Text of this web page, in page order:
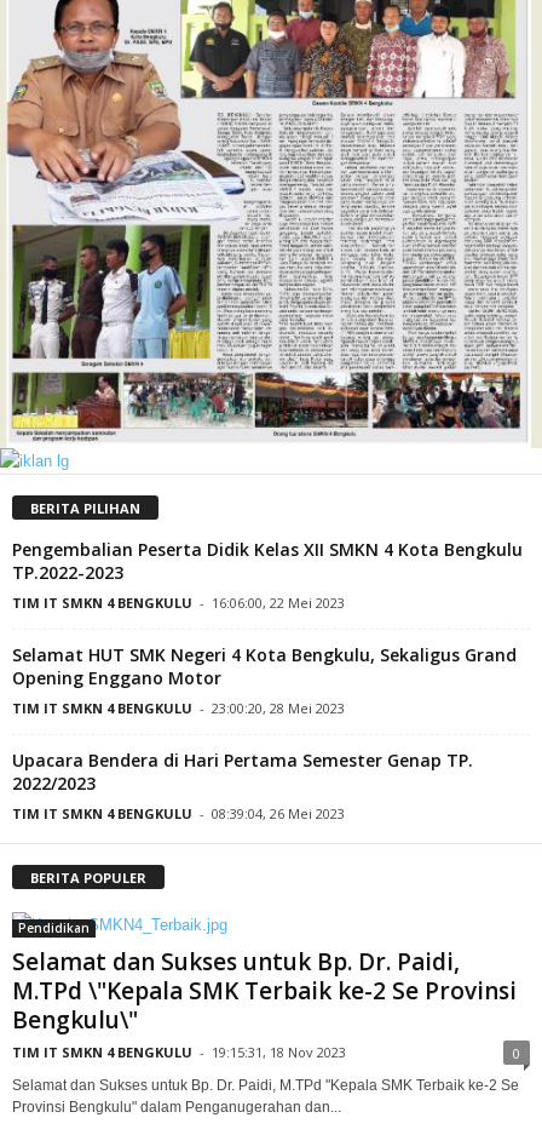
BERITA PILIHAN
Pengembalian Peserta Didik Kelas XII SMKN 4 Kota Bengkulu
TP.2022-2023
TIM IT SMKN 4 BENGKULU - 16:06:00, 22 Mei 2023
Selamat HUT SMK Negeri 4 Kota Bengkulu, Sekaligus Grand
Opening Enggano Motor
TIM IT SMKN 4 BENGKULU - 23:00:20, 28 Mei 2023
Upacara Bendera di Hari Pertama Semester Genap TP.
2022/2023
TIM IT SMKN 4 BENGKULU - 08:39:04, 26 Mei 2023
BERITA POPULER
Pendidikan
Selamat dan Sukses untuk Bp. Dr. Paidi,
M.TPd \"Kepala SMK Terbaik ke-2 Se Provinsi
Bengkulu\"
TIM IT SMKN 4 BENGKULU - 19:15:31, 18 Nov 2023 0
Selamat dan Sukses untuk Bp. Dr. Paidi, M.TPd "Kepala SMK Terbaik ke-2 Se
Provinsi Bengkulu" dalam Penganugerahan dan...